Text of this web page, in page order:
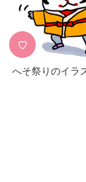
♡
へそ祭りのイラ